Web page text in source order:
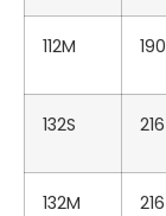
112M 190
132S 216
132M 216